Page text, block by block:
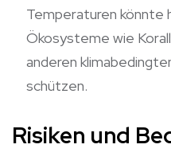
Temperaturen könnte
Ökosysteme wie
anderen
schützen.
Risiken und